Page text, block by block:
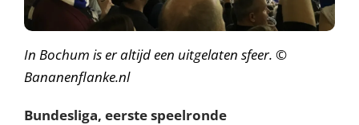
In Bochum is er altijd een uitgelaten sfeer. ©
Bananenflanke.nl
Bundesliga, eerste speelronde